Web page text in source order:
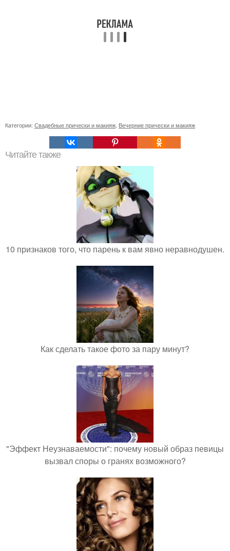
Категории: Свадебные прически и макияж Вечерние прически и макияж
Читайте также
10 признаков того, что парень к вам явно неравнодушен.
Как сделать такое фото за пару минут?
"Эффект Неузнаваемости": почему новый образ певицы
вызвал споры о гранях возможного?